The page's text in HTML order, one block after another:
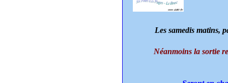
Les samedis matins,
Néanmoins la sortie